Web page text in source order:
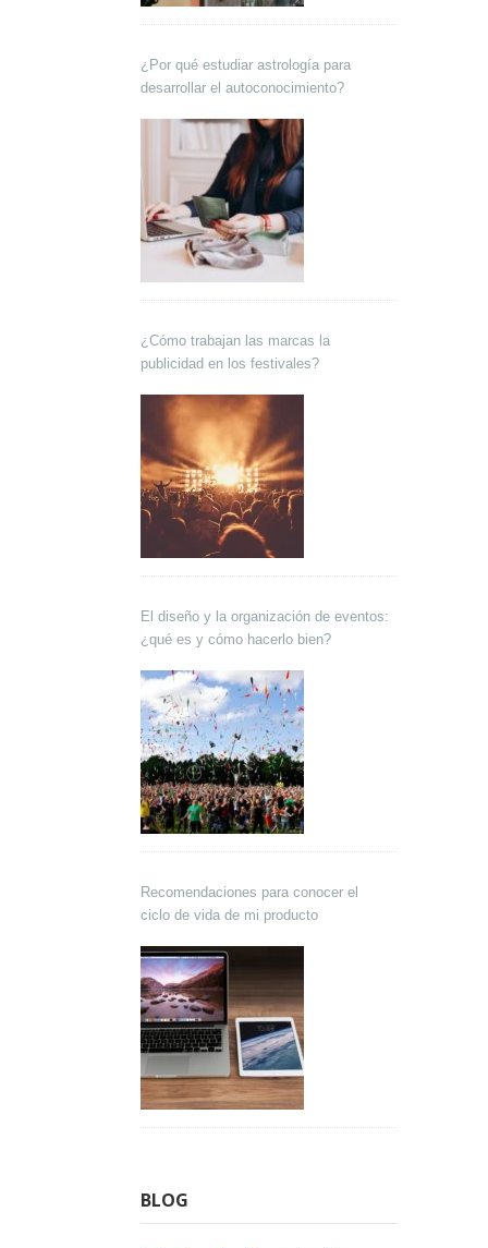
¿Por qué estudiar astrología para
desarrollar el autoconocimiento?
¿Cómo trabajan las marcas la
publicidad en los festivales?
El diseño y la organización de eventos:
¿qué es y cómo hacerlo bien?
Recomendaciones para conocer el
ciclo de vida de mi producto
BLOG